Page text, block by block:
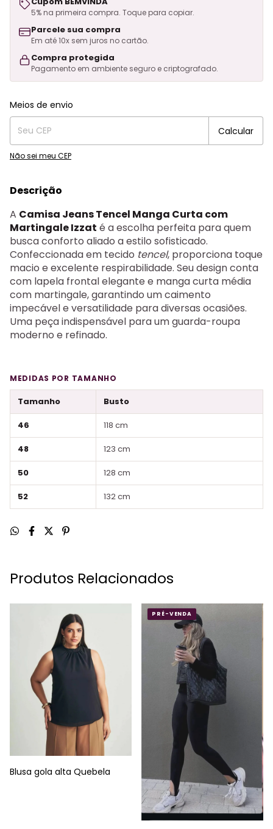
5% na primeira compra. Toque para copiar.
Parcele sua compra
Em até 10x sem juros no cartão.
Compra protegida
Pagamento em ambiente seguro e criptografado.
Entregas para o CEP:
Meios de envio
Calcular
Não sei meu CEP
Descrição
A Camisa Jeans Tencel Manga Curta com
Martingale Izzat é a escolha perfeita para quem
busca conforto aliado a estilo sofisticado.
Confeccionada em tecido tencel, proporciona toque
macio e excelente respirabilidade. Seu design conta
com lapela frontal elegante e manga curta média
com martingale, garantindo um caimento
impecável e versatilidade para diversas ocasiões.
Uma peça indispensável para um guarda-roupa
moderno e refinado.
MEDIDAS POR TAMANHO
Tamanho Busto
46 118 cm
48 123 cm
50 128 cm
52 132 cm
Produtos Relacionados
Blusa gola alta Quebela
PRÉ-VENDA